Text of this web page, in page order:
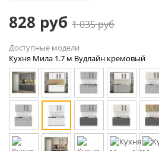
828 руб 1 035 руб
Доступные модели
Кухня Мила 1.7 м Вудлайн кремовый